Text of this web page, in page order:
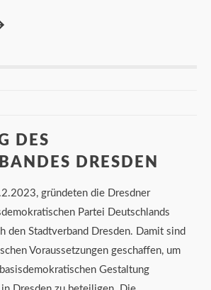
DES
DRESDEN
gründeten die Dresdner
Partei Deutschlands
den Stadtverband Dresden. Damit sind
Voraussetzungen geschaffen, um
Gestaltung